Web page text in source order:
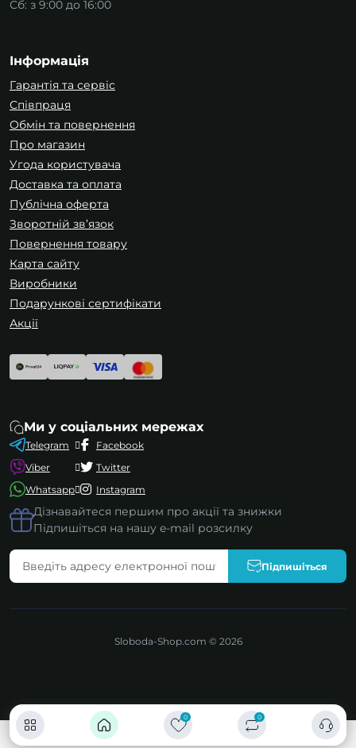
0 0
Сб: з 9:00 до 16:00
Інформація
Гарантія та сервіс
Співпраця
Обмін та повернення
Про магазин
Угода користувача
Доставка та оплата
Публічна оферта
Зворотній зв’язок
Повернення товару
Карта сайту
Виробники
Подарункові сертифікати
Акції
Ми у соціальних мережах
Telegram
Viber
Whatsapp
Facebook
Twitter
Instagram
Дізнавайтеся першим про акції та знижки
Підпишіться на нашу e-mail розсилку
Підпишіться
Sloboda-Shop.com © 2026